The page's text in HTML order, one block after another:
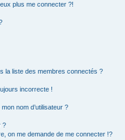
plus me connecter ?!
la liste des membres connectés ?
incorrecte !
nom d’utilisateur ?
?
on me demande de me connecter !?